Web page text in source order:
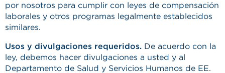
por nosotros para cumplir con leyes de compensación
laborales y otros programas legalmente establecidos
similares.
Usos y divulgaciones requeridos. De acuerdo con la
ley, debemos hacer divulgaciones a usted y al
Departamento de Salud y Servicios Humanos de EE.